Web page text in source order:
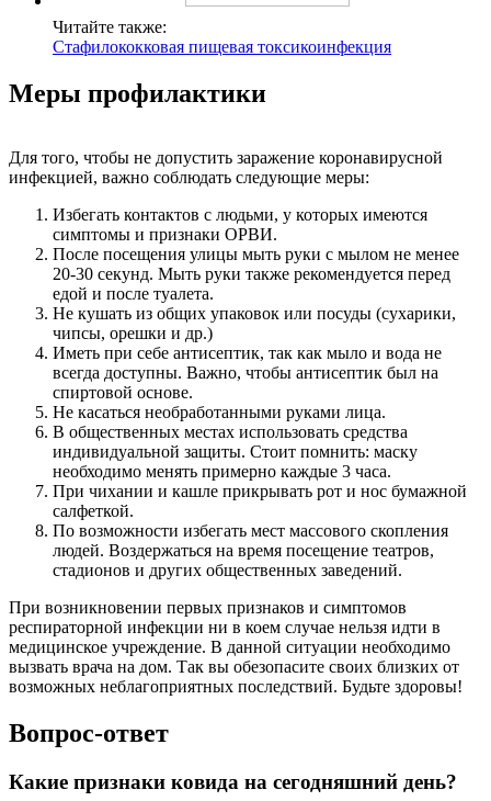
Читайте также:
Стафилококковая пищевая токсикоинфекция
Меры профилактики
Для того, чтобы не допустить заражение коронавирусной
инфекцией, важно соблюдать следующие меры:
Избегать контактов с людьми, у которых имеются
симптомы и признаки ОРВИ.
После посещения улицы мыть руки с мылом не менее
20-30 секунд. Мыть руки также рекомендуется перед
едой и после туалета.
Не кушать из общих упаковок или посуды (сухарики,
чипсы, орешки и др.)
Иметь при себе антисептик, так как мыло и вода не
всегда доступны. Важно, чтобы антисептик был на
спиртовой основе.
Не касаться необработанными руками лица.
В общественных местах использовать средства
индивидуальной защиты. Стоит помнить: маску
необходимо менять примерно каждые 3 часа.
При чихании и кашле прикрывать рот и нос бумажной
салфеткой.
По возможности избегать мест массового скопления
людей. Воздержаться на время посещение театров,
стадионов и других общественных заведений.
При возникновении первых признаков и симптомов
респираторной инфекции ни в коем случае нельзя идти в
медицинское учреждение. В данной ситуации необходимо
вызвать врача на дом. Так вы обезопасите своих близких от
возможных неблагоприятных последствий. Будьте здоровы!
Вопрос-ответ
Какие признаки ковида на сегодняшний день?